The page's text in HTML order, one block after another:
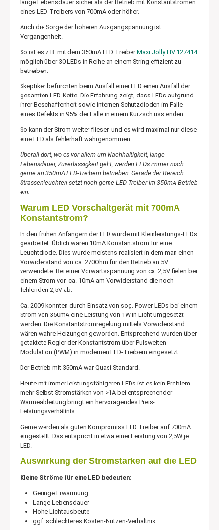
lange Lebensdauer sicher als der Betrieb mit Konstantströmen
eines LED-Treibers von 700mA oder höher.
Auch die Sorge der höheren Ausgangspannung ist
Vergangenheit.
So ist es z.B. mit dem 350mA LED Treiber Maxi Jolly HV 127414
möglich über 30 LEDs in Reihe an einem String effizient zu
betreiben.
Skeptiker befürchten beim Ausfall einer LED einen Ausfall der
gesamten LED-Kette. Die Erfahrung zeigt, dass LEDs aufgrund
ihrer Beschaffenheit sowie internen Schutzdioden im Falle
eines Defekts in 95% der Fälle in einem Kurzschluss enden.
So kann der Strom weiter fliesen und es wird maximal nur diese
eine LED als fehlerhaft wahrgenommen.
Überall dort, wo es vor allem um Nachhaltigkeit, lange
Lebensdauer, Zuverlässigkeit geht, werden LEDs immer noch
gerne an 350mA LED-Treibern betrieben. Gerade der Bereich
Strassenleuchten setzt noch gerne LED Treiber im 350mA Betrieb
ein.
Warum LED Vorschaltgerät mit 700mA
Konstantstrom?
In den frühen Anfängern der LED wurde mit Kleinleistungs-LEDs
gearbeitet. Üblich waren 10mA Konstantstrom für eine
Leuchtdiode. Dies wurde meistens realisiert in dem man einen
Vorwiderstand von ca. 270Ohm für den Betrieb an 5V
verwendete. Bei einer Vorwärtsspannung von ca. 2,5V fielen bei
einem Strom von ca. 10mA am Vorwiderstand die noch
fehlenden 2,5V ab.
Ca. 2009 konnten durch Einsatz von sog. Power-LEDs bei einem
Strom von 350mA eine Leistung von 1W in Licht umgesetzt
werden. Die Konstantstromregelung mittels Vorwiderstand
wären wahre Heizungen geworden. Entsprechend wurden über
getaktete Regler der Konstantstrom über Pulsweiten-
Modulation (PWM) in modernen LED-Treibern eingesetzt.
Der Betrieb mit 350mA war Quasi Standard.
Heute mit immer leistungsfähigeren LEDs ist es kein Problem
mehr Selbst Stromstärken von >1A bei entsprechender
Wärmeableitung bringt ein hervoragendes Preis-
Leistungsverhältnis.
Gerne werden als guten Kompromiss LED Treiber auf 700mA
eingestellt. Das entspricht in etwa einer Leistung von 2,5W je
LED.
Auswirkung der Stromstärken auf die LED
Kleine Ströme für eine LED bedeuten:
Geringe Erwärmung
Lange Lebensdauer
Hohe Lichtausbeute
ggf. schlechteres Kosten-Nutzen-Verhältnis